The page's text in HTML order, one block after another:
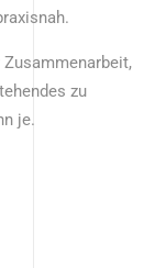
zu
je.